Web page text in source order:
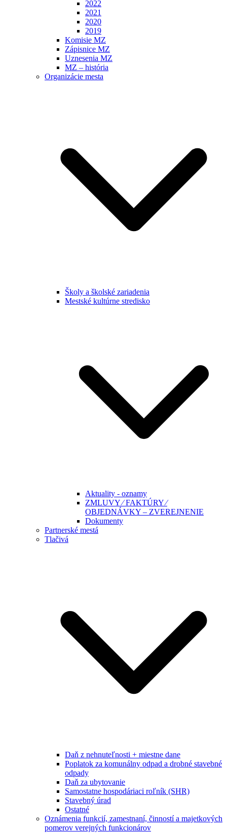
2022
2021
2020
2019
Komisie MZ
Zápisnice MZ
Uznesenia MZ
MZ – história
Organizácie mesta
Školy a školské zariadenia
Mestské kultúrne stredisko
Aktuality - oznamy
ZMLUVY ⁄ FAKTÚRY ⁄
OBJEDNÁVKY – ZVEREJNENIE
Dokumenty
Partnerské mestá
Tlačivá
Daň z nehnuteľnosti + miestne dane
Poplatok za komunálny odpad a drobné stavebné
odpady
Daň za ubytovanie
Samostatne hospodáriaci roľník (SHR)
Stavebný úrad
Ostatné
Oznámenia funkcií, zamestnaní, činností a majetkových
pomerov verejných funkcionárov